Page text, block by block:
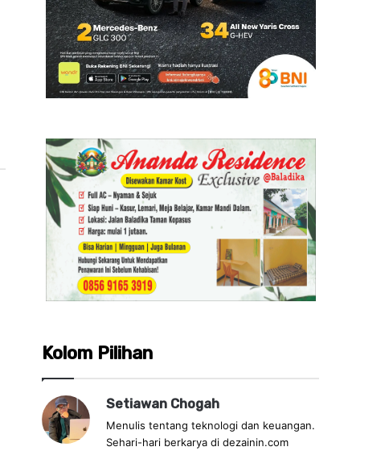
Kolom Pilihan
Setiawan Chogah
Menulis tentang teknologi dan keuangan.
Sehari-hari berkarya di dezainin.com